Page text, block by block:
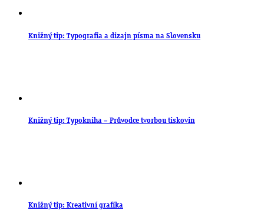
Knižný tip: Typografia a dizajn písma na Slovensku
Knižný tip: Typokniha – Průvodce tvorbou tiskovin
Knižný tip: Kreativní grafika